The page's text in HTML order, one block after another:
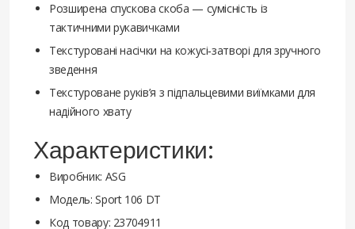
Розширена спускова скоба — сумісність із
тактичними рукавичками
Текстуровані насічки на кожусі‑затворі для зручного
зведення
Текстуроване руків’я з підпальцевими виїмками для
надійного хвату
Характеристики:
Виробник: ASG
Модель: Sport 106 DT
Код товару: 23704911